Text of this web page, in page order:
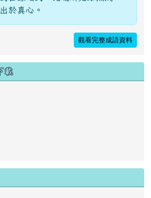
於真心。
觀看完整成語資料
載